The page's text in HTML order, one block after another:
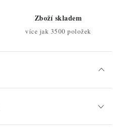
Zboží skladem
více jak 3500 položek